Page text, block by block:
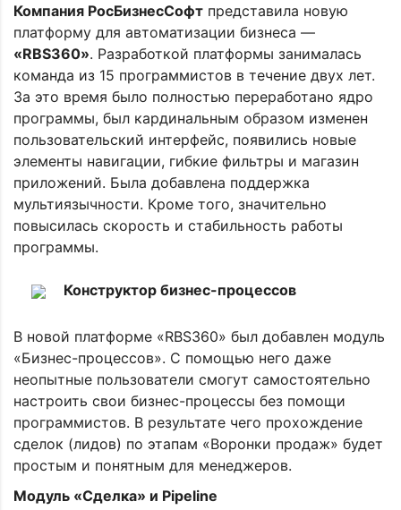
Компания РосБизнесСофт представила новую
платформу для автоматизации бизнеса —
«RBS360». Разработкой платформы занималась
команда из 15 программистов в течение двух лет.
За это время было полностью переработано ядро
программы, был кардинальным образом изменен
пользовательский интерфейс, появились новые
элементы навигации, гибкие фильтры и магазин
приложений. Была добавлена поддержка
мультиязычности. Кроме того, значительно
повысилась скорость и стабильность работы
программы.
Конструктор бизнес-процессов
В новой платформе «RBS360» был добавлен модуль
«Бизнес-процессов». С помощью него даже
неопытные пользователи смогут самостоятельно
настроить свои бизнес-процессы без помощи
программистов. В результате чего прохождение
сделок (лидов) по этапам «Воронки продаж» будет
простым и понятным для менеджеров.
Модуль «Сделка» и Pipeline